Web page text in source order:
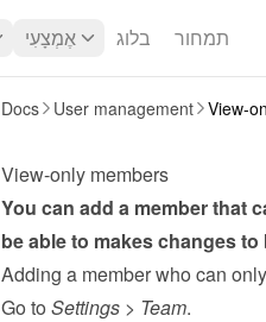
אֶמְצָעִי בלוג תמחור
Docs User management View-
View-only members
You can add a member that
be able to makes changes
Adding a member who can
Go to Settings > Team.